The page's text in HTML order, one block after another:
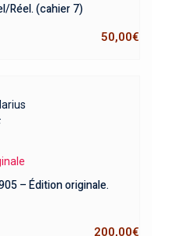
Réel. (cahier 7)
50,00€
– Édition originale.
200,00€